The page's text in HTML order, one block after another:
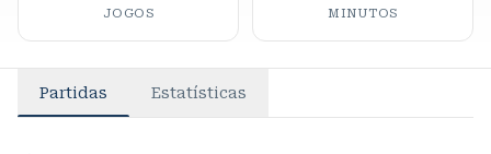
JOGOS MINUTOS
Partidas Estatísticas